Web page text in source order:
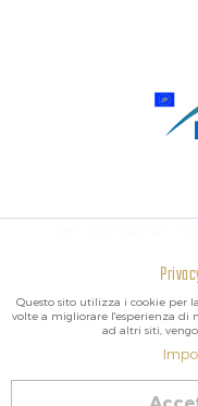
I MIGLIORI VINI
Questo sito utilizza i cookie per
volte a migliorare l'esperienza di
ad altri siti,